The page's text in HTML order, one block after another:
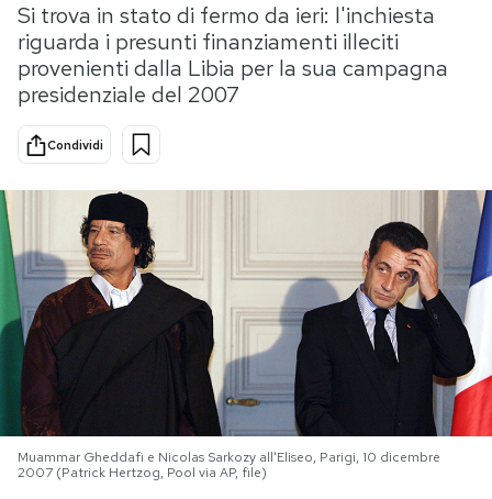
Tecnologia
Internet
Scienza
Cultura
Economia
Storie/Idee
Ok Boomer!
Media
PODCAST
NEWSLETTER
I MIEI PREFERITI
SHOP
Si trova in stato di fermo da ieri: l'inchiesta
riguarda i presunti finanziamenti illeciti
provenienti dalla Libia per la sua campagna
presidenziale del 2007
Condividi
Muammar Gheddafi e Nicolas Sarkozy all'Eliseo, Parigi, 10 dicembre
2007 (Patrick Hertzog, Pool via AP, file)